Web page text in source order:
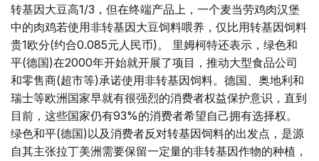
转基因大豆高1/3，但在终端产品上，一个麦当劳鸡肉汉堡
中的肉鸡若使用非转基因大豆饲料喂养，仅比用转基因饲料
贵1欧分(约合0.085元人民币)。 里姆柯特还表示，绿色和
平(德国)在2000年开始就开展了项目，推动大型食品公司
和零售商(超市等)承诺使用非转基因饲料。德国、奥地利和
瑞士等欧洲国家早就有很强烈的消费者权益保护意识，直到
目前，这些国家仍有93%的消费者希望自己拥有选择权。
绿色和平(德国)以及消费者反对转基因饲料的出发点，是源
自其主张拉丁美洲需要保留一定量的非转基因作物的种植，